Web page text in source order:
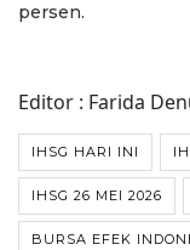
persen.
Editor : Farida
IHSG HARI INI
IHSG 26 MEI 2026
BURSA EFEK